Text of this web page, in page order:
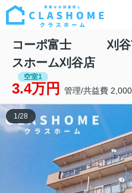
コーポ富士 刈谷
スホーム刈谷店
空室1
3.4万円 管理/共益費
1/28